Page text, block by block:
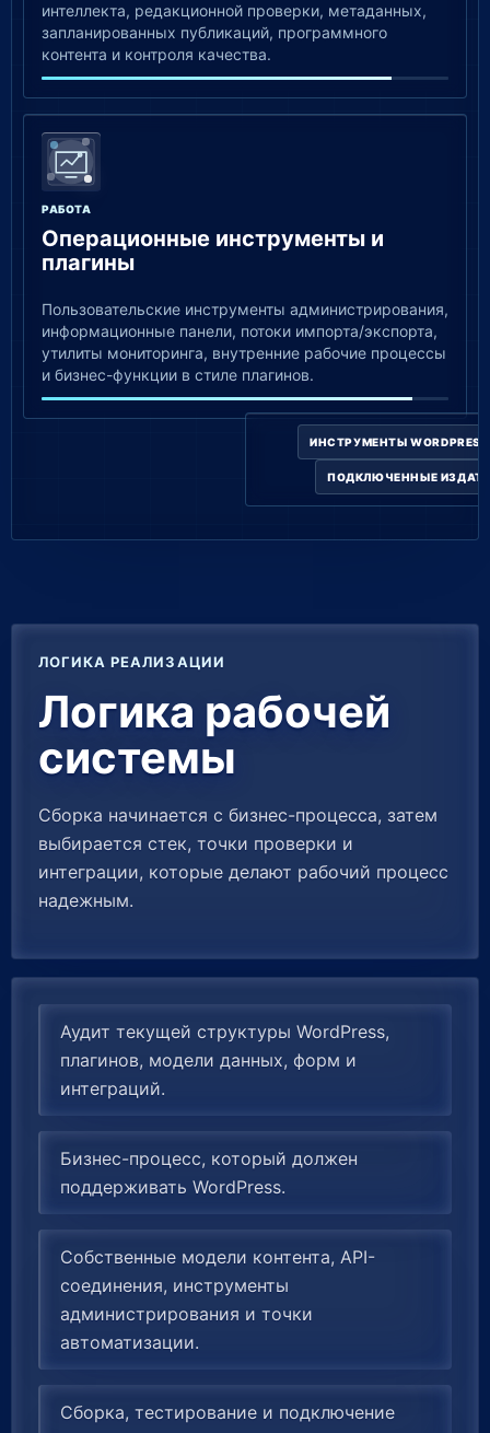
интеллекта, редакционной проверки, метаданных,
запланированных публикаций, программного
контента и контроля качества.
РАБОТА
Операционные инструменты и
плагины
Пользовательские инструменты администрирования,
информационные панели, потоки импорта/экспорта,
утилиты мониторинга, внутренние рабочие процессы
и бизнес-функции в стиле плагинов.
ИНСТРУМЕНТЫ WORDPRESS
ПОДКЛЮЧЕННЫЕ
ЛОГИКА РЕАЛИЗАЦИИ
Логика рабочей
системы
Сборка начинается с бизнес-процесса, затем
выбирается стек, точки проверки и
интеграции, которые делают рабочий процесс
надежным.
Аудит текущей структуры WordPress,
плагинов, модели данных, форм и
интеграций.
Бизнес-процесс, который должен
поддерживать WordPress.
Собственные модели контента, API-
соединения, инструменты
администрирования и точки
автоматизации.
Сборка, тестирование и подключение